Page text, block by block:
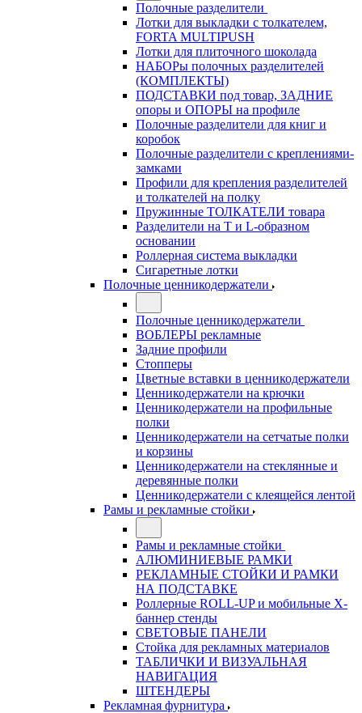
Полочные разделители
Лотки для выкладки с толкателем,
FORTA MULTIPUSH
Лотки для плиточного шоколада
НАБОРы полочных разделителей
(КОМПЛЕКТЫ)
ПОДСТАВКИ под товар, ЗАДНИЕ
опоры и ОПОРЫ на профиле
Полочные разделители для книг и
коробок
Полочные разделители с креплениями-
замками
Профили для крепления разделителей
и толкателей на полку
Пружинные ТОЛКАТЕЛИ товара
Разделители на Т и L-образном
основании
Роллерная система выкладки
Сигаретные лотки
Полочные ценникодержатели
Полочные ценникодержатели
ВОБЛЕРЫ рекламные
Задние профили
Стопперы
Цветные вставки в ценникодержатели
Ценникодержатели на крючки
Ценникодержатели на профильные
полки
Ценникодержатели на сетчатые полки
и корзины
Ценникодержатели на стеклянные и
деревянные полки
Ценникодержатели с клеящейся лентой
Рамы и рекламные стойки
Рамы и рекламные стойки
АЛЮМИНИЕВЫЕ РАМКИ
РЕКЛАМНЫЕ СТОЙКИ И РАМКИ
НА ПОДСТАВКЕ
Роллерные ROLL-UP и мобильные X-
баннер стенды
СВЕТОВЫЕ ПАНЕЛИ
Стойка для рекламных материалов
ТАБЛИЧКИ И ВИЗУАЛЬНАЯ
НАВИГАЦИЯ
ШТЕНДЕРЫ
Рекламная фурнитура